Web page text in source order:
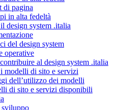
di pagina
in alta fedeltà
design system .italia
del design system
operative
al design system .italia
modelli di sito e servizi
dell’utilizzo dei modelli
di sito e servizi disponibili